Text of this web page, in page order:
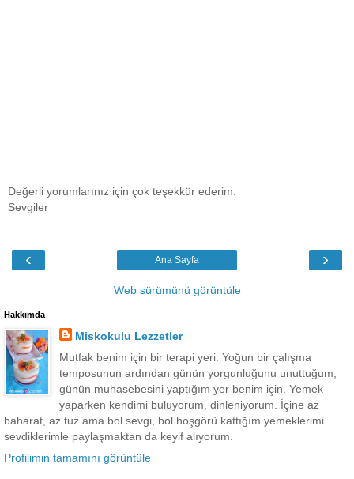
Değerli yorumlarınız için çok teşekkür ederim.
Sevgiler
‹ ›
Ana Sayfa
Web sürümünü görüntüle
Hakkımda
Miskokulu Lezzetler
Mutfak benim için bir terapi yeri. Yoğun bir çalışma
temposunun ardından günün yorgunluğunu unuttuğum,
günün muhasebesini yaptığım yer benim için. Yemek
yaparken kendimi buluyorum, dinleniyorum. İçine az
baharat, az tuz ama bol sevgi, bol hoşgörü kattığım yemeklerimi
sevdiklerimle paylaşmaktan da keyif alıyorum.
Profilimin tamamını görüntüle